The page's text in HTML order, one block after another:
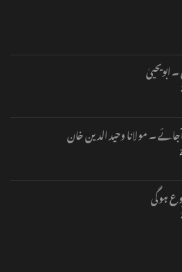
ابویحییٰ
۔ مولانا وحید الدین خان
ہوگی